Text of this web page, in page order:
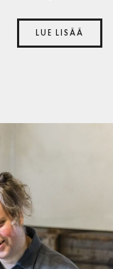
LUE LISÄÄ